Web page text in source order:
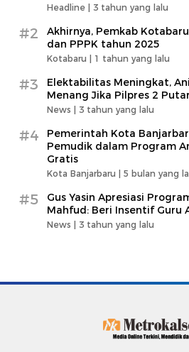
Headline | 3 tahun yang lalu
#2
Akhirnya, Pemkab
dan PPPK tahun 2025
Kotabaru | 1 tahun yang lalu
#3
Elektabilitas Meningkat,
Menang Jika Pilpres 2
News | 3 tahun yang lalu
#4
Pemerintah Kota
Pemudik dalam Program
Gratis
Kota Banjarbaru | 5 bulan yang
#5
Gus Yasin Apresiasi
Mahfud: Beri Insentif Guru
News | 3 tahun yang lalu